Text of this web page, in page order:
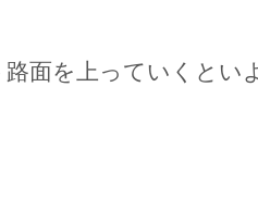
面を上っていくとい